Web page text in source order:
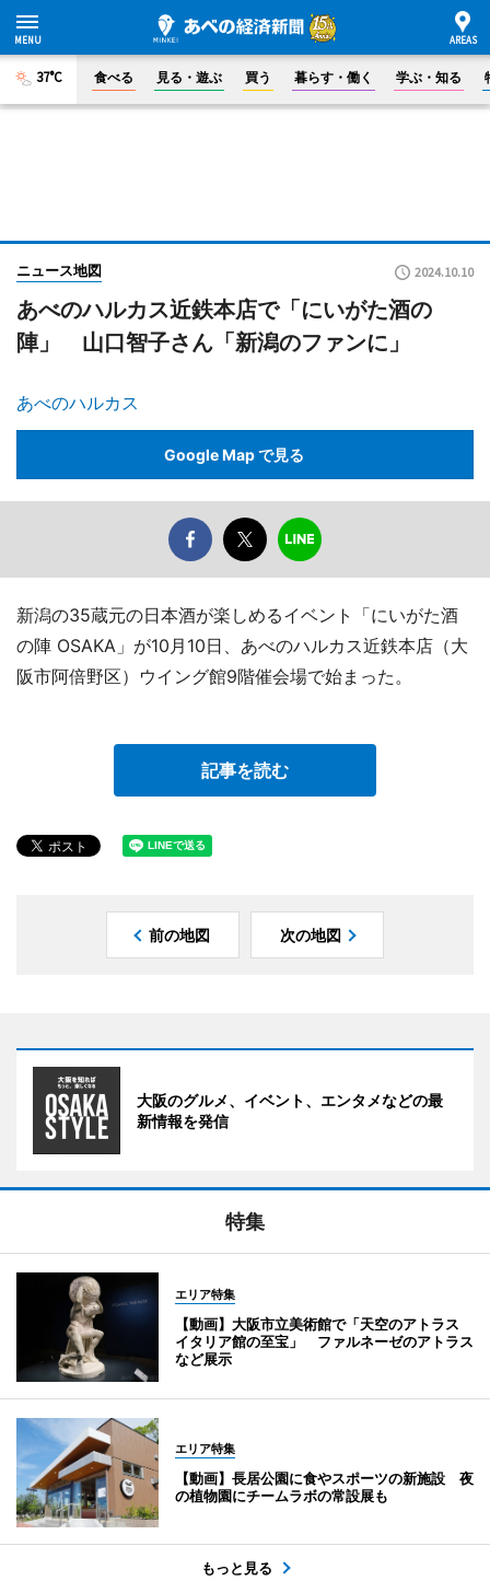
37°C 食べる 見る・遊ぶ 買う 暮らす・働く 学ぶ・知る
ニュース地図 2024.10.10
あべのハルカス近鉄本店で「にいがた酒の
陣」 山口智子さん「新潟のファンに」
あべのハルカス
Google Map で見る
新潟の35蔵元の日本酒が楽しめるイベント「にいがた酒
の陣 OSAKA」が10月10日、あべのハルカス近鉄本店（大
阪市阿倍野区）ウイング館9階催会場で始まった。
記事を読む
前の地図 次の地図
大阪のグルメ、イベント、エンタメなどの最
新情報を発信
特集
エリア特集
【動画】大阪市立美術館で「天空のアトラス
イタリア館の至宝」 ファルネーゼのアトラス
など展示
エリア特集
【動画】長居公園に食やスポーツの新施設 夜
の植物園にチームラボの常設展も
もっと見る